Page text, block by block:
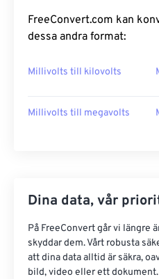
FreeConvert.com kan
dessa andra format:
Millivolts till kilovolts
Millivolts till megavolts
Dina data, vår
På FreeConvert går vi längre
skyddar dem. Vårt robusta
att dina data alltid är säkra,
bild, video eller ett